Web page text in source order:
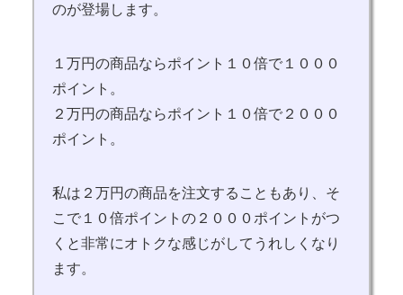
のが登場します。
１万円の商品ならポイント１０倍で１０００
ポイント。
２万円の商品ならポイント１０倍で２０００
ポイント。
私は２万円の商品を注文することもあり、そ
こで１０倍ポイントの２０００ポイントがつ
くと非常にオトクな感じがしてうれしくなり
ます。